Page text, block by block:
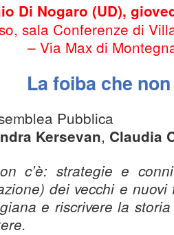
Di Nogaro (UD),
sala Conferenze di
– Via Max di
La foiba che non
Pubblica
Kersevan, Claudia
c’è: strategie e
dei vecchi e
e riscrivere la